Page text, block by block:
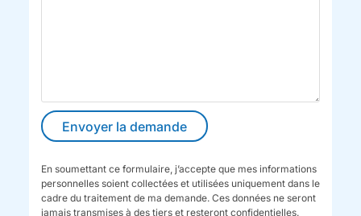
En soumettant ce formulaire, j’accepte que mes informations
personnelles soient collectées et utilisées uniquement dans le
cadre du traitement de ma demande. Ces données ne seront
jamais transmises à des tiers et resteront confidentielles.